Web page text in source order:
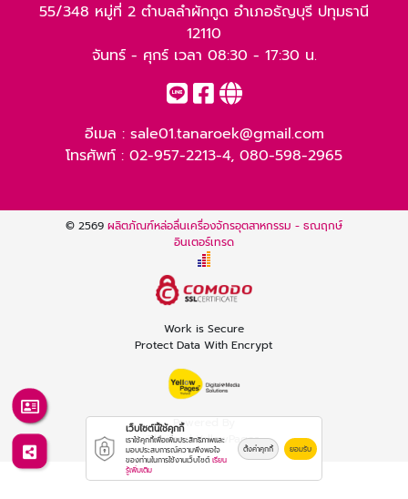
55/348 หมู่ที่ 2 ตำบลลำผักกูด อำเภอธัญบุรี ปทุมธานี
12110
จันทร์ - ศุกร์ เวลา 08:30 - 17:30 น.
อีเมล : sale01.tanaroek@gmail.com
โทรศัพท์ : 02-957-2213-4, 080-598-2965
© 2569 ผลิตภัณฑ์หล่อลื่นเครื่องจักรอุตสาหกรรม - ธณฤกษ์
อินเตอร์เทรด
Work is Secure
Protect Data With Encrypt
Powered By
Thailand YellowPages
เว็บไซต์นี้ใช้คุกกี้
เราใช้คุกกี้เพื่อเพิ่มประสิทธิภาพและ
มอบประสบการณ์ความพึงพอใจ
ของท่านในการใช้งานเว็บไซต์ เรียน
รู้เพิ่มเติม
ตั้งค่าคุกกี้ ยอมรับ